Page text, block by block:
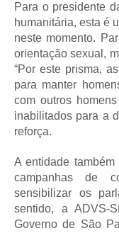
Para o presidente
humanitária, esta é
neste momento.
orientação sexual,
“Por este prisma,
para manter
com outros
inabilitados para a
reforça.
A entidade
campanhas de
sensibilizar os
sentido, a ADVS-
Governo de São